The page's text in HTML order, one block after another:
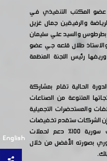
English
عضو المكتب التنفيذي في
والرفيقين جمال غزيل
والسيد علي سليمان
طلال قلعه جي عضو
رئيس اللجنة المنظمة
الحالية تقام بمشاركة
المتنوعة من الصناعات
والمستحضرات التجميلية
إن الشركات ستقدم تخفيضات
حقيقية وعروضا خاصة ومنتجات سورية ١٠٠٪ دعم لحملات
بصورته الأفضل من خلال